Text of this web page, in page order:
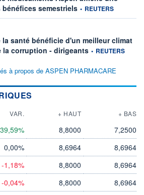
bénéfices semestriels information fournie par
• REUTERS
santé bénéficie d'un meilleur climat
la corruption - dirigeants information fournie
• REUTERS
à propos de ASPEN PHARMACARE
VAR. + HAUT + BAS
8,8000
7,2500
0,00% 8,6964
8,6964
-1,18% 8,8000
8,6964
-0,04% 8,8000
8,6964